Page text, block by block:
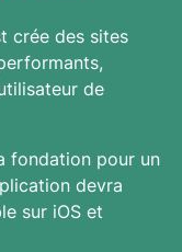
crée des sites
de
fondation pour un
devra
sur iOS et